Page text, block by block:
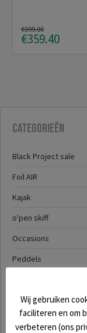
€599.00
€359.40
Categorieën
Black Project sale
Foil AIR
Kajak
o'pen skiff
Occasions
Peddels
SUP
Wij gebruiken
faciliteren en om
verbeteren (ons